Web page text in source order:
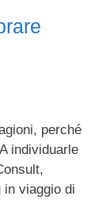
perché
individuarle
viaggio di